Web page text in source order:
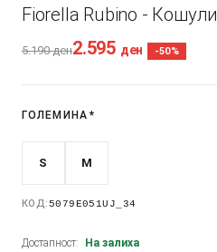
Fiorella Rubino - Кошули
5.190ден2.595 ден -50%
ГОЛЕМИНА *
S M
КОД:5079E051UJ_34
Достапност: На залиха